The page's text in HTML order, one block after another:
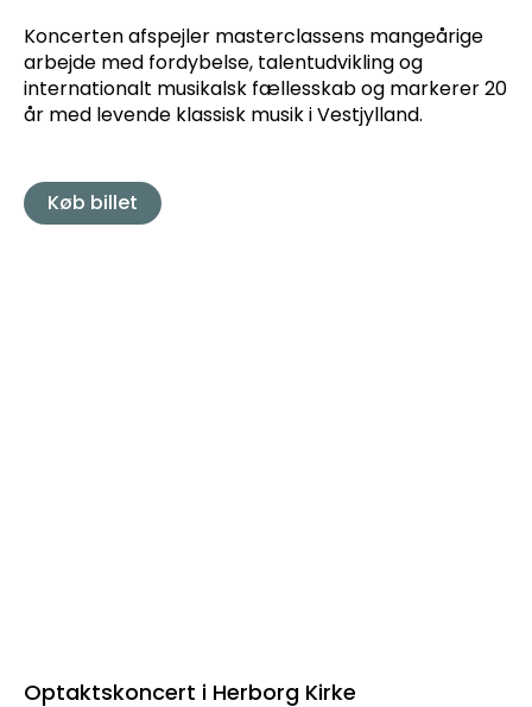
Koncerten afspejler masterclassens mangeårige
arbejde med fordybelse, talentudvikling og
internationalt musikalsk fællesskab og markerer 20
år med levende klassisk musik i Vestjylland.
Køb billet
Optaktskoncert i Herborg Kirke